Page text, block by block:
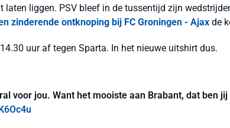
laten liggen. PSV bleef in de tussentijd zijn
zinderende ontknoping bij FC Groningen - Ajax de
uur af tegen Sparta. In het nieuwe uitshirt dus.
voor jou. Want het mooiste aan Brabant, dat ben